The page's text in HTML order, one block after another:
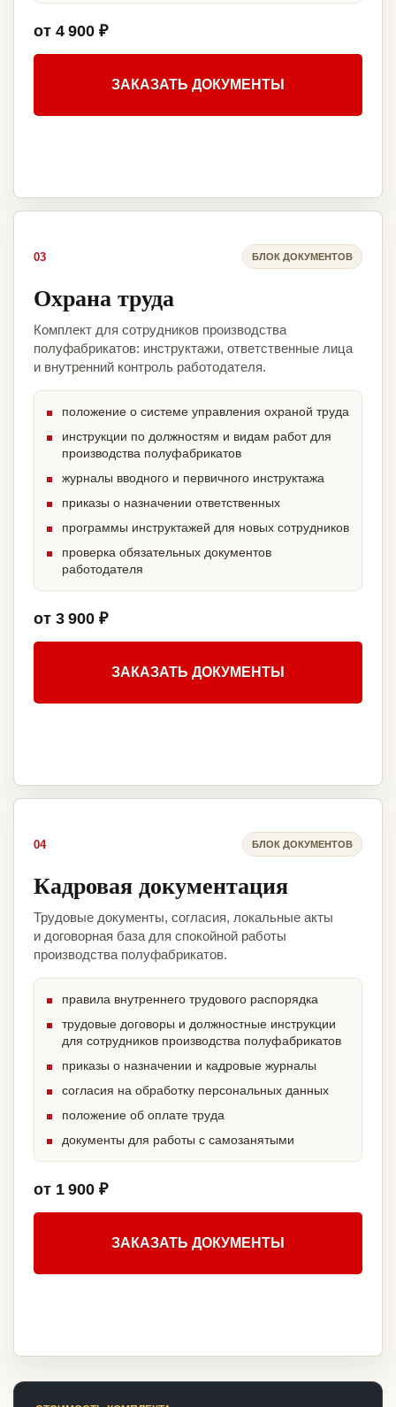
от 4 900 ₽
ЗАКАЗАТЬ ДОКУМЕНТЫ
03 БЛОК ДОКУМЕНТОВ
Охрана труда
Комплект для сотрудников производства
полуфабрикатов: инструктажи, ответственные лица
и внутренний контроль работодателя.
положение о системе управления охраной труда
инструкции по должностям и видам работ для
производства полуфабрикатов
журналы вводного и первичного инструктажа
приказы о назначении ответственных
программы инструктажей для новых сотрудников
проверка обязательных документов
работодателя
от 3 900 ₽
ЗАКАЗАТЬ ДОКУМЕНТЫ
04 БЛОК ДОКУМЕНТОВ
Кадровая документация
Трудовые документы, согласия, локальные акты
и договорная база для спокойной работы
производства полуфабрикатов.
правила внутреннего трудового распорядка
трудовые договоры и должностные инструкции
для сотрудников производства полуфабрикатов
приказы о назначении и кадровые журналы
согласия на обработку персональных данных
положение об оплате труда
документы для работы с самозанятыми
от 1 900 ₽
ЗАКАЗАТЬ ДОКУМЕНТЫ